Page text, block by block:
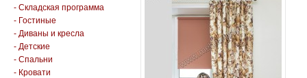
- Складская программа
- Гостиные
- Диваны и кресла
- Детские
- Спальни
- Кровати